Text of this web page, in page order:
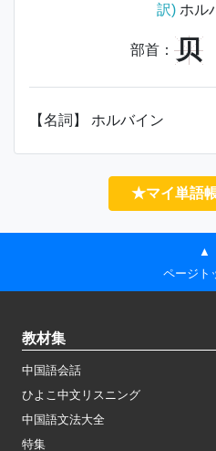
訳)ホル
部首： 贝
【名詞】 ホルバイン
★マイ単語
▲
ページト
教材集
中国語会話
ひよこ中文リスニング
中国語文法大全
特集